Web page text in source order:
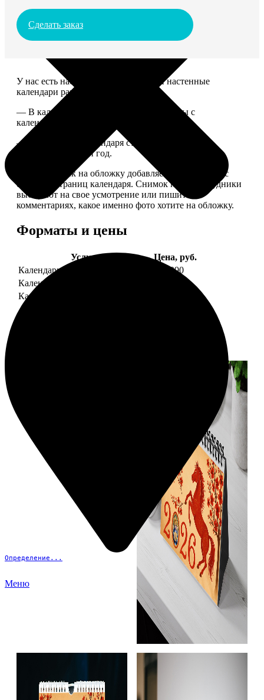
Определение...
Меню
Сделать заказ
У нас есть настольные, магнитные и настенные
календари разных размеров.
— В календаре 13 листов: обложка+листы с
календарной сеткой.
— Обложка для календаря стандартная, дизайн
обновляем каждый год.
— В кружочек на обложку добавляем фотографию с
одной из страниц календаря. Снимок наши сотрудники
выбирают на свое усмотрение или пишите в
комментариях, какое именно фото хотите на обложку.
Форматы и цены
Услуга
Цена, руб.
Календарь настенный
от 1290
Календарь "домик"
Календарь магнитный отрывной